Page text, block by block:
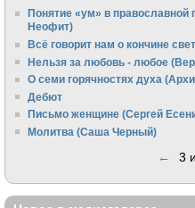
Понятие «ум» в
Неофит)
Всё говорит нам о кончине
Нельзя за любовь - любое
О семи горячностях духа
Дебют
Письмо женщине (Сергей
Молитва (Саша Черный)
← 3